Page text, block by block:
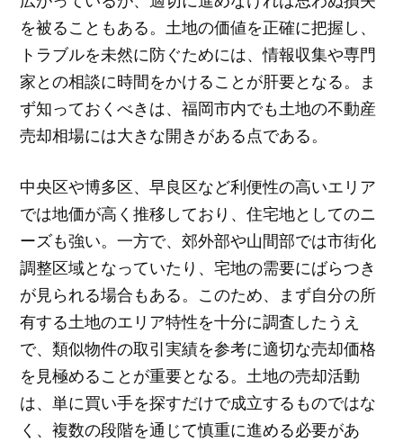
を被ることもある。土地の価値を正確に把握し、
トラブルを未然に防ぐためには、情報収集や専門
家との相談に時間をかけることが肝要となる。ま
ず知っておくべきは、福岡市内でも土地の不動産
売却相場には大きな開きがある点である。
中央区や博多区、早良区など利便性の高いエリア
では地価が高く推移しており、住宅地としてのニ
ーズも強い。一方で、郊外部や山間部では市街化
調整区域となっていたり、宅地の需要にばらつき
が見られる場合もある。このため、まず自分の所
有する土地のエリア特性を十分に調査したうえ
で、類似物件の取引実績を参考に適切な売却価格
を見極めることが重要となる。土地の売却活動
は、単に買い手を探すだけで成立するものではな
く、複数の段階を通じて慎重に進める必要があ